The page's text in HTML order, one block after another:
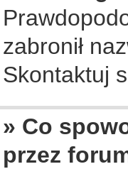
zabronił
Skontaktuj
» Co
przez